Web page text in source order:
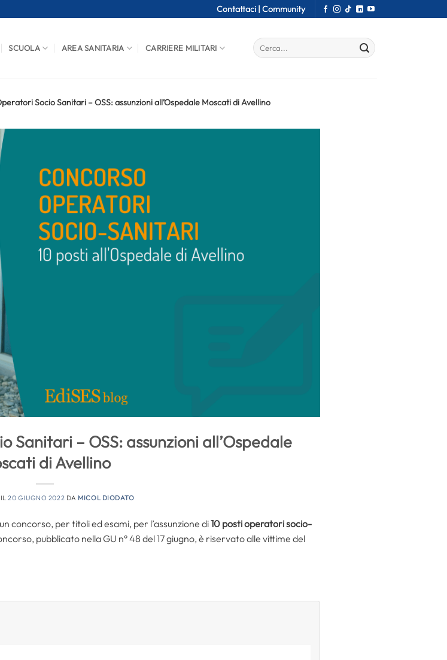
Contattaci | Community
SCUOLA AREA SANITARIA CARRIERE MILITARI
Socio Sanitari – OSS: assunzioni all’Ospedale Moscati di Avellino
Sanitari – OSS: assunzioni all’Ospedale
di Avellino
IL20 GIUGNO 2022 DA MICOL DIODATO
concorso, per titoli ed esami, per l’assunzione di10 postioperatori socio-
pubblicato nella GU n° 48 del 17 giugno, è riservato alle vittime del